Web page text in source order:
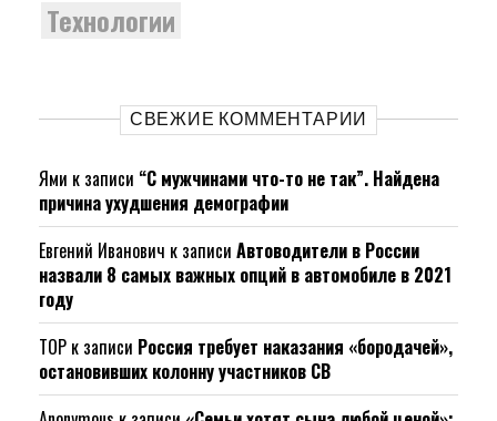
Технологии
СВЕЖИЕ КОММЕНТАРИИ
Ями к записи “С мужчинами что-то не так”. Найдена
причина ухудшения демографии
Евгений Иванович к записи Автоводители в России
назвали 8 самых важных опций в автомобиле в 2021
году
ТОР к записи Россия требует наказания «бородачей»,
остановивших колонну участников СВ